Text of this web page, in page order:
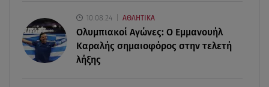
06.08.26 , 19:17
Κυψέλη: «Βιώνουμε βαθιά οδύνη» - Τι λέει η
οικογένεια της Λίζα
10.08.24 ΑΘΛΗΤΙΚΑ
Ολυμπιακοί Αγώνες: Ο Εμμανουήλ
Καραλής σημαιοφόρος στην τελετή
λήξης